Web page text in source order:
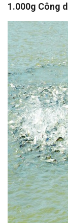
1.000g Công